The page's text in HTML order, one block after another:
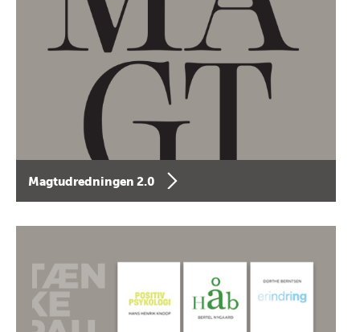
Magtudredningen 2.0